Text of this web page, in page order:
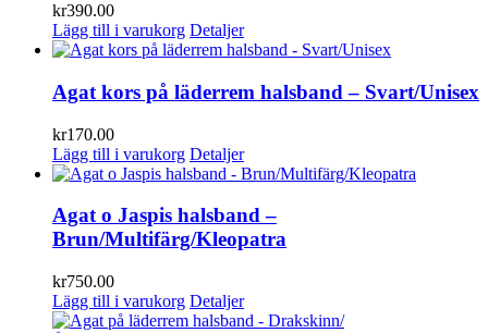
kr390.00
Lägg till i varukorg Detaljer
Agat kors på läderrem halsband – Svart/Unisex
kr170.00
Lägg till i varukorg Detaljer
Agat o Jaspis halsband –
Brun/Multifärg/Kleopatra
kr750.00
Lägg till i varukorg Detaljer